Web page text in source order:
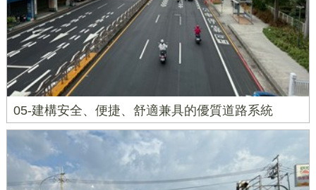
05-建構安全、便捷、舒適兼具的優質道路系統